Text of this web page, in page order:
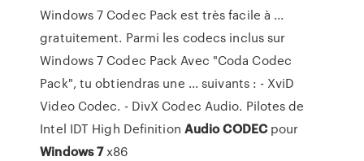
Windows 7 Codec Pack est très facile à ...
gratuitement. Parmi les codecs inclus sur
Windows 7 Codec Pack Avec "Coda Codec
Pack", tu obtiendras une ... suivants : - XviD
Video Codec. - DivX Codec Audio. Pilotes de
Intel IDT High Definition AudioCODECpour
Windows7x86